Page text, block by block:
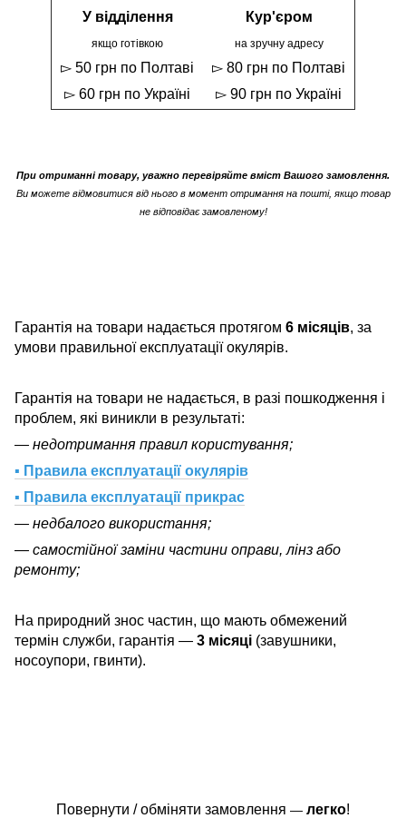
У відділення
якщо готівкою
▻ 50 грн по Полтаві
▻ 60 грн по Україні
Кур'єром
на зручну адресу
▻ 80 грн по Полтаві
▻ 90 грн по Україні
При отриманні товару, уважно перевіряйте вміст Вашого замовлення.
Ви можете відмовитися від нього в момент отримання на пошті, якщо товар
не відповідає замовленому!
Гарантія на товари надається протягом 6 місяців, за
умови правильної експлуатації окулярів.
Гарантія на товари не надається, в разі пошкодження і
проблем, які виникли в результаті:
— недотримання правил користування;
▪ Правила експлуатації окулярів
▪ Правила експлуатації прикрас
— недбалого використання;
— самостійної заміни частини оправи, лінз або
ремонту;
На природний знос частин, що мають обмежений
термін служби, гарантія — 3 місяці (завушники,
носоупори, гвинти).
Повернути / обміняти замовлення — легко!